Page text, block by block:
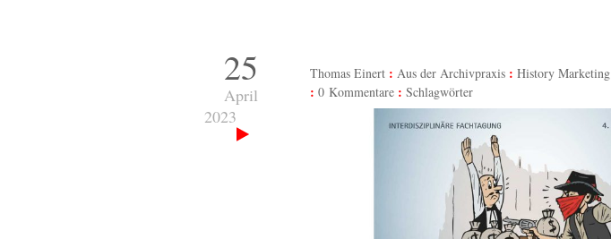
25
April
2023
Thomas Einert Aus der Archivpraxis History Marketing
0 Kommentare
Schlagwörter